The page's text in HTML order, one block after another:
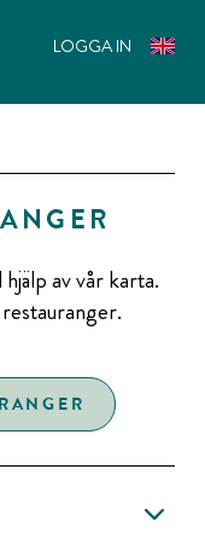
LOGGA IN
IN
av vår karta.